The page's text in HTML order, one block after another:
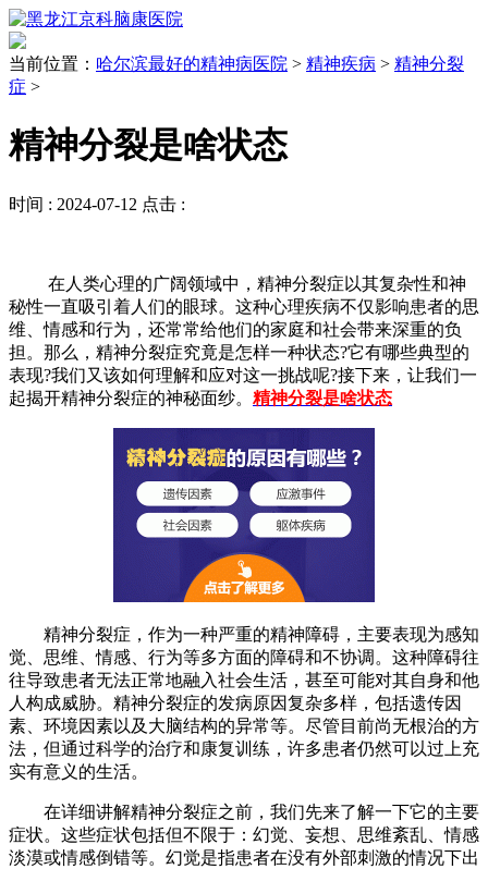
当前位置： 哈尔滨最好的精神病医院 > 精神疾病 > 精神分裂
症 >
精神分裂是啥状态
时间 : 2024-07-12 点击 :
在人类心理的广阔领域中，精神分裂症以其复杂性和神
秘性一直吸引着人们的眼球。这种心理疾病不仅影响患者的思
维、情感和行为，还常常给他们的家庭和社会带来深重的负
担。那么，精神分裂症究竟是怎样一种状态?它有哪些典型的
表现?我们又该如何理解和应对这一挑战呢?接下来，让我们一
起揭开精神分裂症的神秘面纱。 精神分裂是啥状态
精神分裂症，作为一种严重的精神障碍，主要表现为感知
觉、思维、情感、行为等多方面的障碍和不协调。这种障碍往
往导致患者无法正常地融入社会生活，甚至可能对其自身和他
人构成威胁。精神分裂症的发病原因复杂多样，包括遗传因
素、环境因素以及大脑结构的异常等。尽管目前尚无根治的方
法，但通过科学的治疗和康复训练，许多患者仍然可以过上充
实有意义的生活。
在详细讲解精神分裂症之前，我们先来了解一下它的主要
症状。这些症状包括但不限于：幻觉、妄想、思维紊乱、情感
淡漠或情感倒错等。幻觉是指患者在没有外部刺激的情况下出